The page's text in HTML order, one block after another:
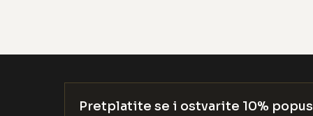
Pretplatite se i ostvarite 10%